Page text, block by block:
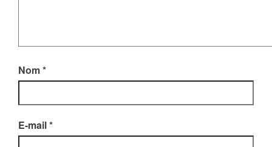
Nom*
E-mail*